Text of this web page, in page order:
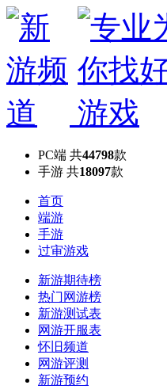
PC端 共44798款
手游 共18097款
首页
端游
手游
过审游戏
新游期待榜
热门网游榜
新游测试表
网游开服表
怀旧频道
网游评测
新游预约